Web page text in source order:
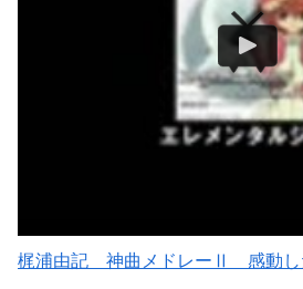
梶浦由記 神曲メドレーⅡ 感動し